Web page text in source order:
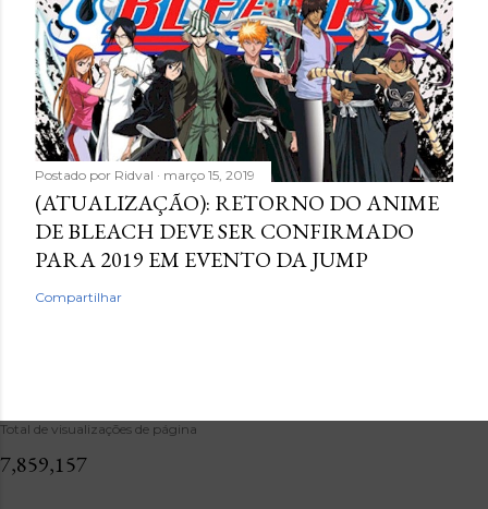
Postado por Ridval março 15, 2019
(ATUALIZAÇÃO): RETORNO DO ANIME
DE BLEACH DEVE SER CONFIRMADO
PARA 2019 EM EVENTO DA JUMP
Compartilhar
Total de visualizações de página
7,859,157